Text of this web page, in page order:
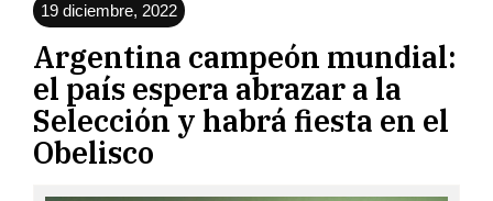
19 diciembre, 2022
Argentina campeón mundial:
el país espera abrazar a la
Selección y habrá fiesta en el
Obelisco